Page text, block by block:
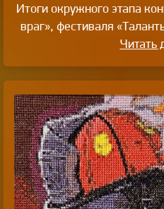
Итоги окружного этапа
враг», фестиваля
Читать